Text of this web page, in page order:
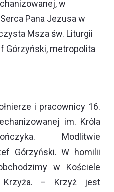
w
Pana Jezusa w
Msza św. Liturgii
Górzyński, metropolita
i pracownicy 16.
im. Króla
Modlitwie
Górzyński. W homilii
w Kościele
Krzyża. – Krzyż jest